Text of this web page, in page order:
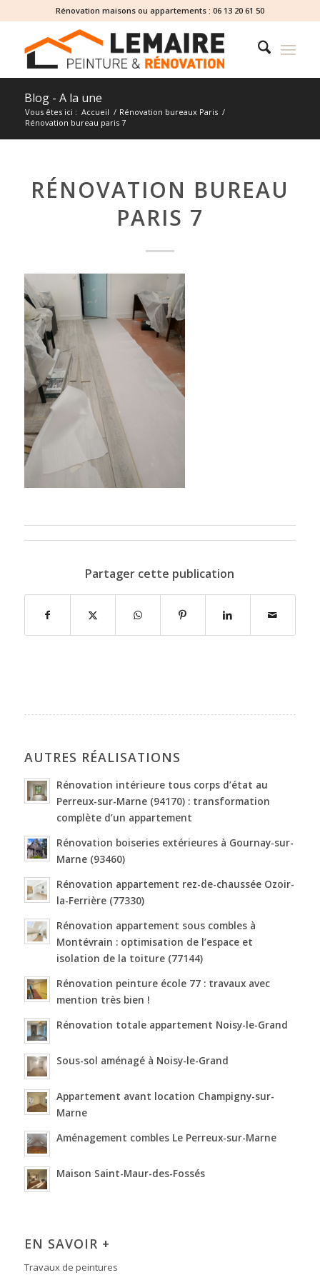
Rénovation maisons ou appartements : 06 13 20 61 50
Blog - A la une
Vous êtes ici : Accueil / Rénovation bureaux Paris /
Rénovation bureau paris 7
RÉNOVATION BUREAU
PARIS 7
Partager cette publication
AUTRES RÉALISATIONS
Rénovation intérieure tous corps d’état au
Perreux-sur-Marne (94170) : transformation
complète d’un appartement
Rénovation boiseries extérieures à Gournay-sur-
Marne (93460)
Rénovation appartement rez-de-chaussée Ozoir-
la-Ferrière (77330)
Rénovation appartement sous combles à
Montévrain : optimisation de l’espace et
isolation de la toiture (77144)
Rénovation peinture école 77 : travaux avec
mention très bien !
Rénovation totale appartement Noisy-le-Grand
Sous-sol aménagé à Noisy-le-Grand
Appartement avant location Champigny-sur-
Marne
Aménagement combles Le Perreux-sur-Marne
Maison Saint-Maur-des-Fossés
EN SAVOIR +
Travaux de peintures